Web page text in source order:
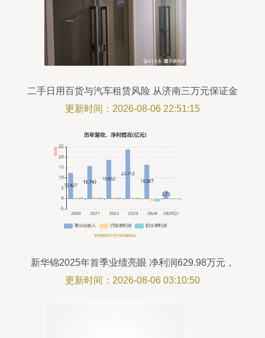
二手日用百货与汽车租赁风险 从济南三万元保证金
难索回说起
更新时间：2026-08-06 22:51:15
新华锦2025年首季业绩亮眼 净利润629.98万元，
二手日用百货销售成新增长点
更新时间：2026-08-06 03:10:50